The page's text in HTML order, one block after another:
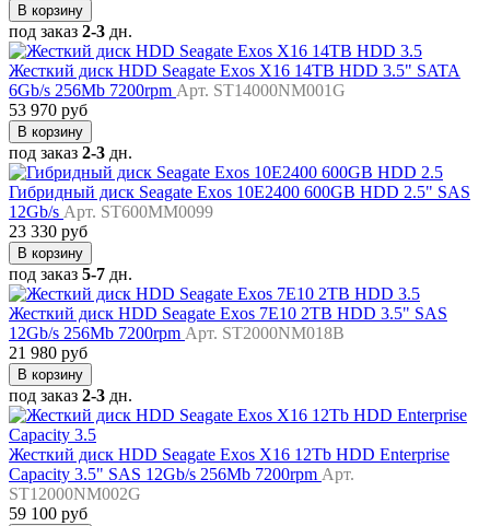
В корзину
под заказ 2-3 дн.
Жесткий диск HDD Seagate Exos X16 14TB HDD 3.5" SATA
6Gb/s 256Mb 7200rpm Арт. ST14000NM001G
53 970 руб
В корзину
под заказ 2-3 дн.
Гибридный диск Seagate Exos 10E2400 600GB HDD 2.5" SAS
12Gb/s Арт. ST600MM0099
23 330 руб
В корзину
под заказ 5-7 дн.
Жесткий диск HDD Seagate Exos 7E10 2TB HDD 3.5" SAS
12Gb/s 256Mb 7200rpm Арт. ST2000NM018B
21 980 руб
В корзину
под заказ 2-3 дн.
Жесткий диск HDD Seagate Exos X16 12Tb HDD Enterprise
Capacity 3.5" SAS 12Gb/s 256Mb 7200rpm Арт.
ST12000NM002G
59 100 руб